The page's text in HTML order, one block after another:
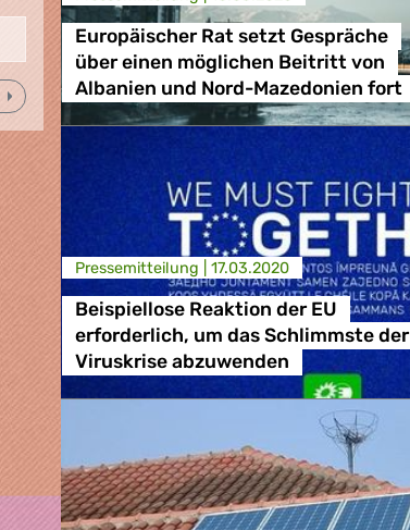
Europäischer Rat setzt Gespräche
über einen möglichen Beitritt von
Albanien und Nord-Mazedonien fort
Presse­mitteilung | 17.03.2020
Beispiellose Reaktion der EU
erforderlich, um das Schlimmste der
Viruskrise abzuwenden